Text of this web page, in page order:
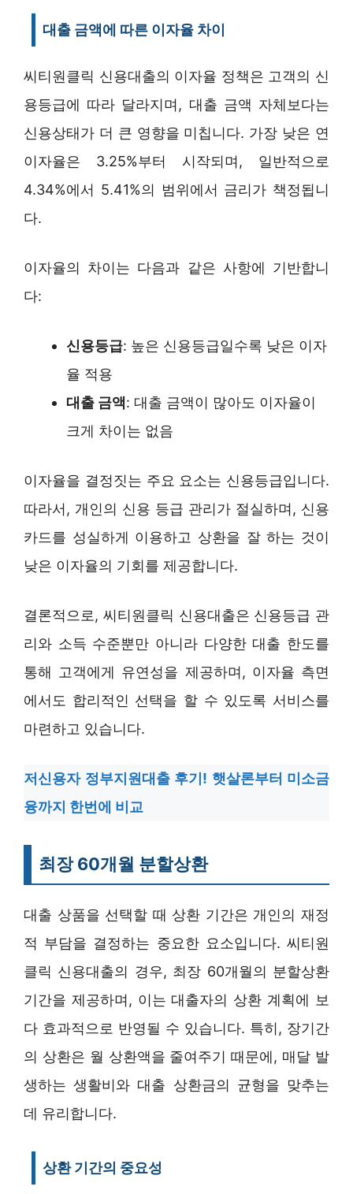
대출 금액에 따른 이자율 차이
씨티원클릭 신용대출의 이자율 정책은 고객의 신
용등급에 따라 달라지며, 대출 금액 자체보다는
신용상태가 더 큰 영향을 미칩니다. 가장 낮은 연
이자율은 3.25%부터 시작되며, 일반적으로
4.34%에서 5.41%의 범위에서 금리가 책정됩니
다.
이자율의 차이는 다음과 같은 사항에 기반합니
다:
신용등급: 높은 신용등급일수록 낮은 이자
율 적용
대출 금액: 대출 금액이 많아도 이자율이
크게 차이는 없음
이자율을 결정짓는 주요 요소는 신용등급입니다.
따라서, 개인의 신용 등급 관리가 절실하며, 신용
카드를 성실하게 이용하고 상환을 잘 하는 것이
낮은 이자율의 기회를 제공합니다.
결론적으로, 씨티원클릭 신용대출은 신용등급 관
리와 소득 수준뿐만 아니라 다양한 대출 한도를
통해 고객에게 유연성을 제공하며, 이자율 측면
에서도 합리적인 선택을 할 수 있도록 서비스를
마련하고 있습니다.
저신용자 정부지원대출 후기! 햇살론부터 미소금
융까지 한번에 비교
최장 60개월 분할상환
대출 상품을 선택할 때 상환 기간은 개인의 재정
적 부담을 결정하는 중요한 요소입니다. 씨티원
클릭 신용대출의 경우, 최장 60개월의 분할상환
기간을 제공하며, 이는 대출자의 상환 계획에 보
다 효과적으로 반영될 수 있습니다. 특히, 장기간
의 상환은 월 상환액을 줄여주기 때문에, 매달 발
생하는 생활비와 대출 상환금의 균형을 맞추는
데 유리합니다.
상환 기간의 중요성